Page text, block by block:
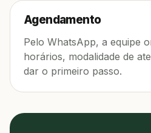
Agendamento
Pelo WhatsApp, a equipe
horários, modalidade de
dar o primeiro passo.